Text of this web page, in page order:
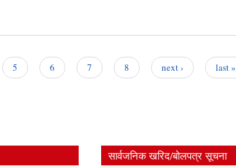
5 6 7 8 next › last »
सार्वजनिक खरिद/बोलपत्र सूचना